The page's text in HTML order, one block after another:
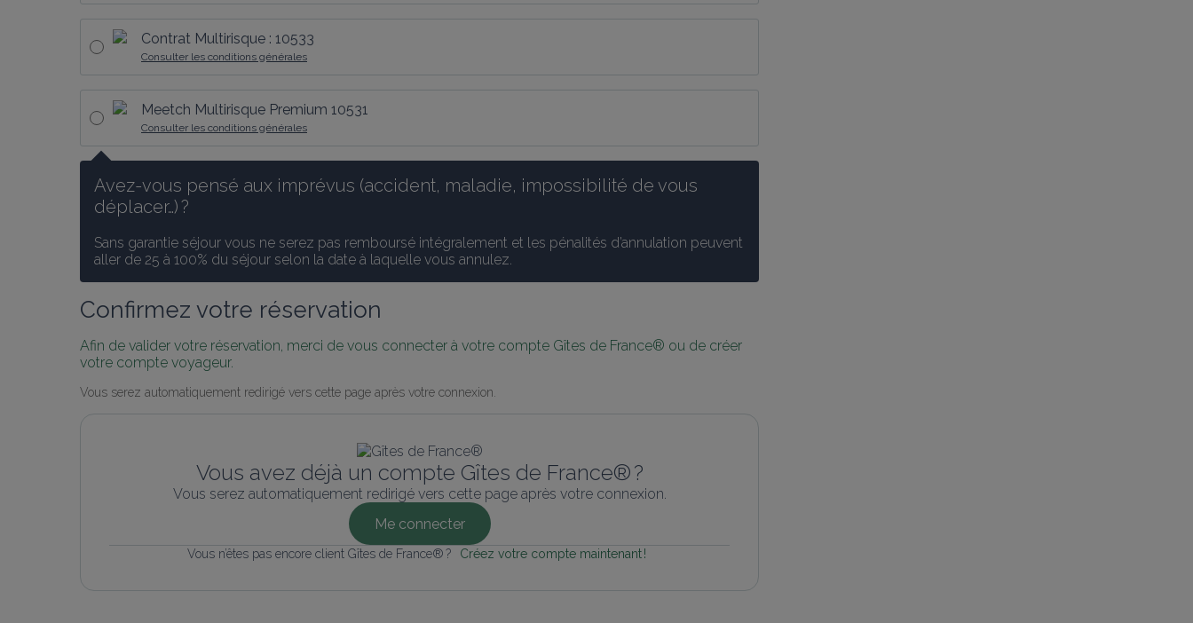
Contrat Multirisque : 10533
Consulter les conditions générales
Meetch Multirisque Premium 10531
Consulter les conditions générales
Avez-vous pensé aux imprévus (accident, maladie, impossibilité de vous
déplacer…) ?
Sans garantie séjour vous ne serez pas remboursé intégralement et les pénalités d’annulation peuvent
aller de 25 à 100% du séjour selon la date à laquelle vous annulez.
Confirmez votre réservation
Afin de valider votre réservation, merci de vous connecter à votre compte Gîtes de France® ou de créer
votre compte voyageur.
Vous serez automatiquement redirigé vers cette page après votre connexion.
Vous avez déjà un compte Gîtes de France® ?
Vous serez automatiquement redirigé vers cette page après votre connexion.
Me connecter
Vous n’êtes pas encore client Gîtes de France® ? Créez votre compte maintenant !